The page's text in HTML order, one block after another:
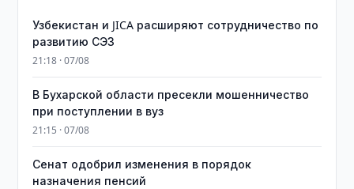
Узбекистан и JICA расширяют сотрудничество по
развитию СЭЗ
21:18 · 07/08
В Бухарской области пресекли мошенничество
при поступлении в вуз
21:15 · 07/08
Сенат одобрил изменения в порядок
назначения пенсий